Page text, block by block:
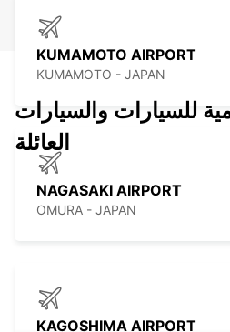
KUMAMOTO AIRPORT
KUMAMOTO - JAPAN
NAGASAKI AIRPORT
OMURA - JAPAN
KAGOSHIMA AIRPORT
للسيارات والسيارات
العائلة